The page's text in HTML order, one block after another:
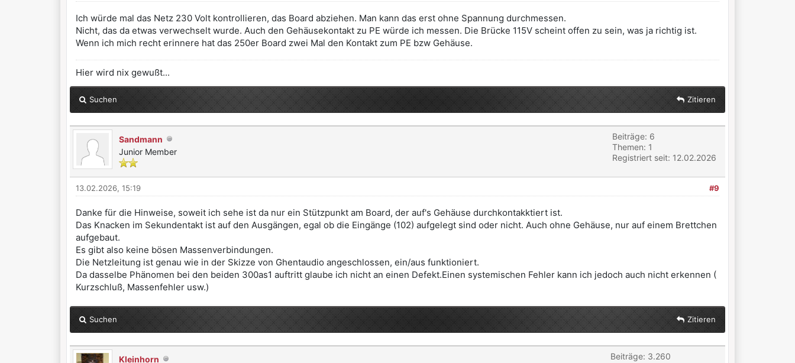
Ich würde mal das Netz 230 Volt kontrollieren, das Board abziehen. Man kann das erst ohne Spannung durchmessen.
Nicht, das da etwas verwechselt wurde. Auch den Gehäusekontakt zu PE würde ich messen. Die Brücke 115V scheint offen zu sein, was ja richtig ist.
Wenn ich mich recht erinnere hat das 250er Board zwei Mal den Kontakt zum PE bzw Gehäuse.
Hier wird nix gewußt...
Suchen Zitieren
Sandmann
Junior Member
Beiträge: 6
Themen: 1
Registriert seit: 12.02.2026
#9
13.02.2026, 15:19
Danke für die Hinweise, soweit ich sehe ist da nur ein Stützpunkt am Board, der auf's Gehäuse durchkontakktiert ist.
Das Knacken im Sekundentakt ist auf den Ausgängen, egal ob die Eingänge (102) aufgelegt sind oder nicht. Auch ohne Gehäuse, nur auf einem Brettchen
aufgebaut.
Es gibt also keine bösen Massenverbindungen.
Die Netzleitung ist genau wie in der Skizze von Ghentaudio angeschlossen, ein/aus funktioniert.
Da dasselbe Phänomen bei den beiden 300as1 auftritt glaube ich nicht an einen Defekt.Einen systemischen Fehler kann ich jedoch auch nicht erkennen (
Kurzschluß, Massenfehler usw.)
Suchen Zitieren
Kleinhorn
Beiträge: 3.260